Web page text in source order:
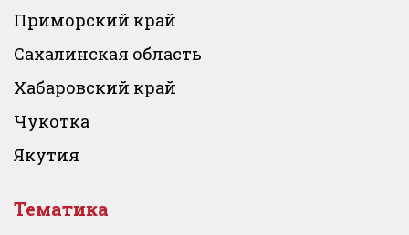
Приморский край
Сахалинская область
Хабаровский край
Чукотка
Якутия
Тематика